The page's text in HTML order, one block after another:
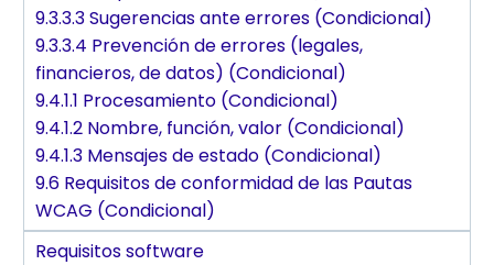
9.3.3.3 Sugerencias ante errores (Condicional)
9.3.3.4 Prevención de errores (legales,
financieros, de datos) (Condicional)
9.4.1.1 Procesamiento (Condicional)
9.4.1.2 Nombre, función, valor (Condicional)
9.4.1.3 Mensajes de estado (Condicional)
9.6 Requisitos de conformidad de las Pautas
WCAG (Condicional)
Requisitos software